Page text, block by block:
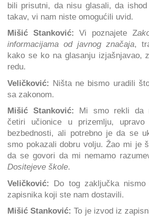
bili prisutni, da nisu glasali, da
takav, vi nam niste omogućili uvid.
Mišić Stanković: Vi poznajete Z
informacijama od javnog značaja,
kako se ko na glasanju izjašnjavao,
redu.
Veličković: Ništa ne bismo uradili
sa zakonom.
Mišić Stanković: Mi smo rekli da
četiri učionice u prizemlju,
bezbednosti, ali potrebno je da se
smo pokazali dobru volju. Žao mi je
da se govori da mi nemamo
Dositejeve škole.
Veličković: Do tog zaključka
zapisnika koji ste nam dostavili.
Mišić Stanković: To je izvod iz